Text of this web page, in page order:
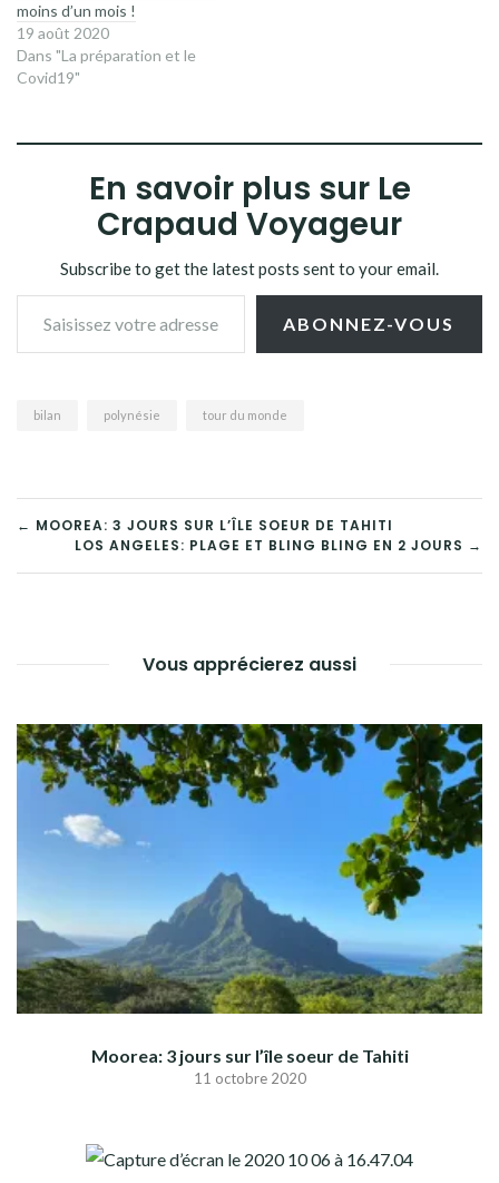
moins d’un mois !
19 août 2020
Dans "La préparation et le
Covid19"
En savoir plus sur Le
Crapaud Voyageur
Subscribe to get the latest posts sent to your email.
Saisissez votre adresse e-mail…
ABONNEZ-VOUS
bilan polynésie tour du monde
NAVIGATION
DE
← MOOREA: 3 JOURS SUR L’ÎLE SOEUR DE TAHITI
LOS ANGELES: PLAGE ET BLING BLING EN 2 JOURS →
Vous apprécierez aussi
Moorea: 3 jours sur l’île soeur de Tahiti
11 octobre 2020